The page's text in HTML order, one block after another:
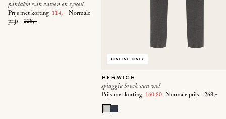
pantalon van katoen en lyocell
Prijs met korting 114,- Normale
prijs
228,-
online only
berwich
spiaggia broek van wol
Prijs met korting 160,80 Normale prijs 268,-